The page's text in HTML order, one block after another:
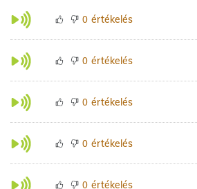
0 értékelés
0 értékelés
0 értékelés
0 értékelés
0 értékelés